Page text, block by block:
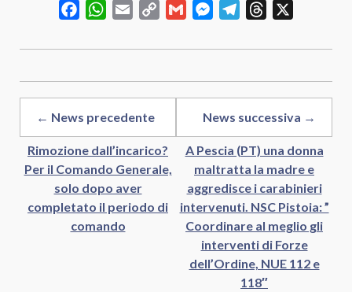
FacebookWhatsApp
Email
Copy
Gmail MessengerTelegramThreads
← News precedente
Rimozione dall’incarico?
Per il Comando Generale,
solo dopo aver
completato il periodo di
comando
News successiva →
A Pescia (PT) una donna
maltratta la madre e
aggredisce i carabinieri
intervenuti. NSC Pistoia: ”
Coordinare al meglio gli
interventi di Forze
dell’Ordine, NUE 112 e
118″